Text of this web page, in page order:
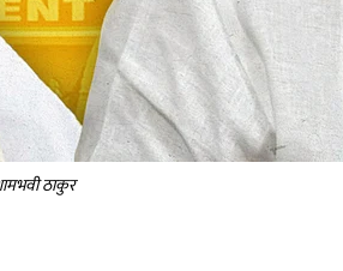
ठाकुर